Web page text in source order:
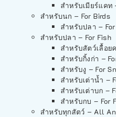
สำหรับเมียร์แคท
สำหรับนก – For Birds
สำหรับปลา –
สำหรับปลา – For Fish
สำหรับสัตว์เลื้อย
สำหรับกิ้งก่า –
สำหรับงู – For
สำหรับเต่าน้ำ –
สำหรับเต่าบก –
สำหรับกบ – For
สำหรับทุกสัตว์ – All